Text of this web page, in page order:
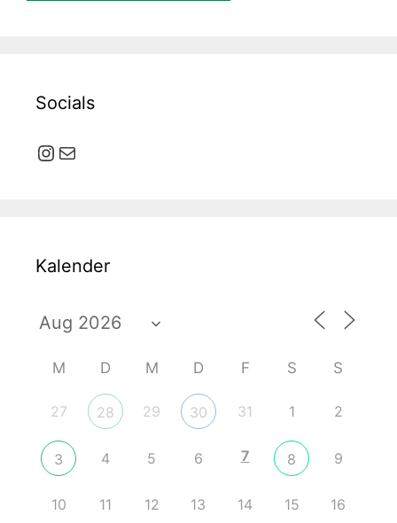
Socials
Instagram
E-Mail
Kalender
M D M D F S S
27 28 29 30 31 1 2
3 4 5 6 7 8 9
10 11 12 13 14 15 16